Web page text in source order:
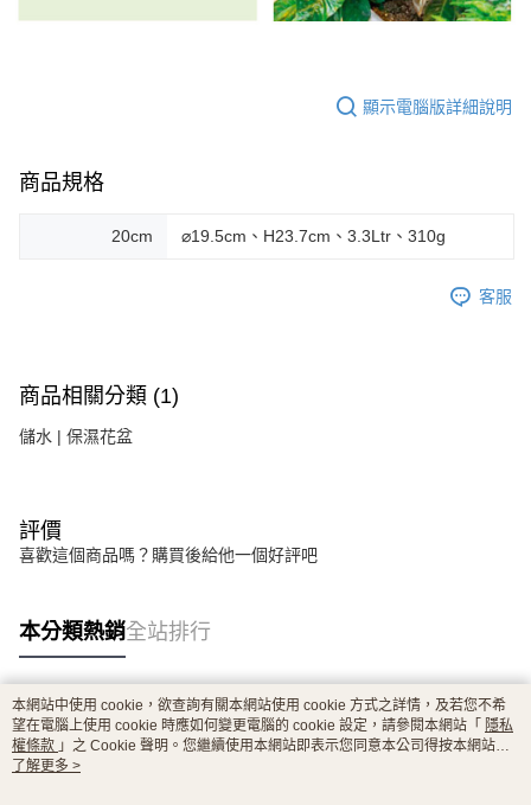
顯示電腦版詳細說明
商品規格
20cm ⌀19.5cm、H23.7cm、3.3Ltr、310g
客服
商品相關分類 (1)
儲水 | 保濕花盆
評價
喜歡這個商品嗎？購買後給他一個好評吧
本分類熱銷全站排行
熱門標籤
本網站中使用 cookie，欲查詢有關本網站使用 cookie 方式之詳情，及若您不希
望在電腦上使用 cookie 時應如何變更電腦的 cookie 設定，請參閱本網站「 隱私
權條款 」之 Cookie 聲明。您繼續使用本網站即表示您同意本公司得按本網站使
用條款之 Cookie 聲明使用 cookie。
了解更多 >